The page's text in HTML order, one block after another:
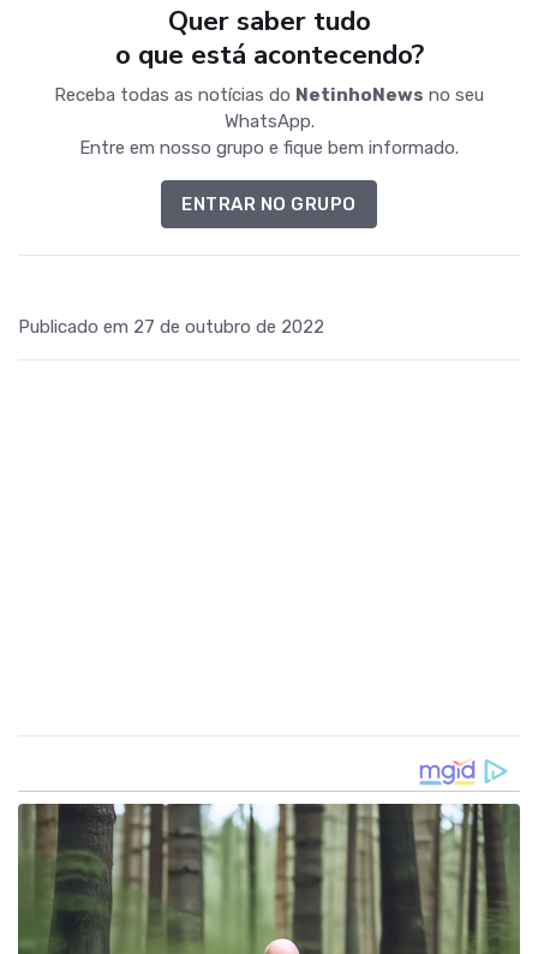
Quer saber tudo
o que está acontecendo?
Receba todas as notícias do NetinhoNews no seu
WhatsApp.
Entre em nosso grupo e fique bem informado.
ENTRAR NO GRUPO
Publicado em 27 de outubro de 2022